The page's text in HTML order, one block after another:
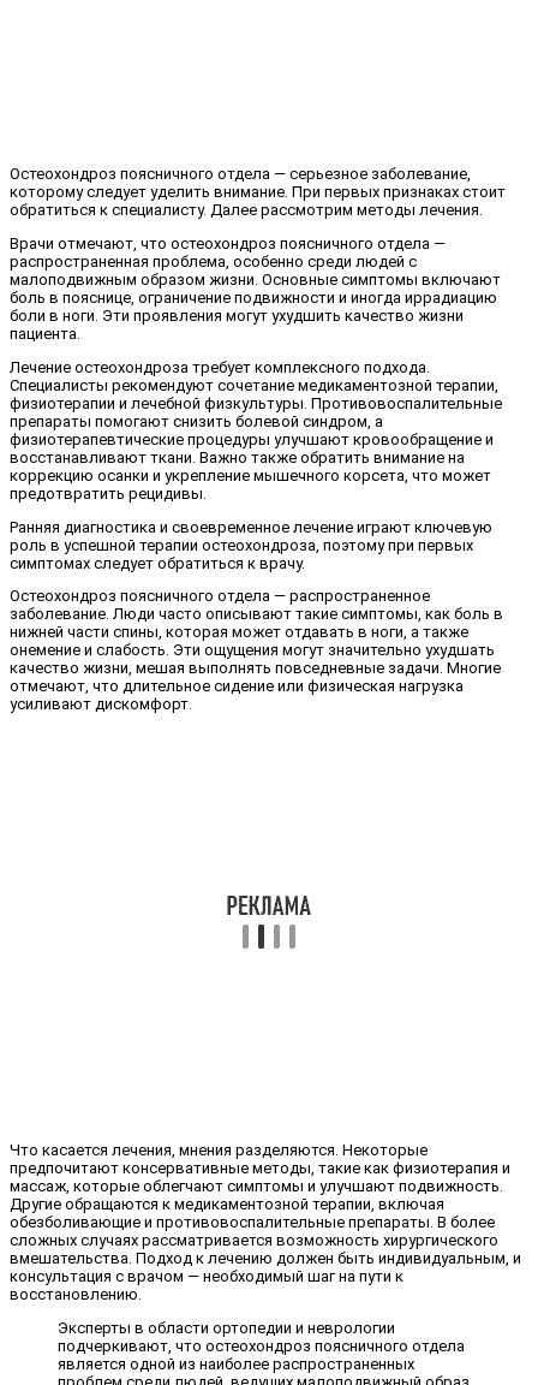
Остеохондроз поясничного отдела — серьезное заболевание,
которому следует уделить внимание. При первых признаках стоит
обратиться к специалисту. Далее рассмотрим методы лечения.
Врачи отмечают, что остеохондроз поясничного отдела —
распространенная проблема, особенно среди людей с
малоподвижным образом жизни. Основные симптомы включают
боль в пояснице, ограничение подвижности и иногда иррадиацию
боли в ноги. Эти проявления могут ухудшить качество жизни
пациента.
Лечение остеохондроза требует комплексного подхода.
Специалисты рекомендуют сочетание медикаментозной терапии,
физиотерапии и лечебной физкультуры. Противовоспалительные
препараты помогают снизить болевой синдром, а
физиотерапевтические процедуры улучшают кровообращение и
восстанавливают ткани. Важно также обратить внимание на
коррекцию осанки и укрепление мышечного корсета, что может
предотвратить рецидивы.
Ранняя диагностика и своевременное лечение играют ключевую
роль в успешной терапии остеохондроза, поэтому при первых
симптомах следует обратиться к врачу.
Остеохондроз поясничного отдела — распространенное
заболевание. Люди часто описывают такие симптомы, как боль в
нижней части спины, которая может отдавать в ноги, а также
онемение и слабость. Эти ощущения могут значительно ухудшать
качество жизни, мешая выполнять повседневные задачи. Многие
отмечают, что длительное сидение или физическая нагрузка
усиливают дискомфорт.
Что касается лечения, мнения разделяются. Некоторые
предпочитают консервативные методы, такие как физиотерапия и
массаж, которые облегчают симптомы и улучшают подвижность.
Другие обращаются к медикаментозной терапии, включая
обезболивающие и противовоспалительные препараты. В более
сложных случаях рассматривается возможность хирургического
вмешательства. Подход к лечению должен быть индивидуальным, и
консультация с врачом — необходимый шаг на пути к
восстановлению.
Эксперты в области ортопедии и неврологии
подчеркивают, что остеохондроз поясничного отдела
является одной из наиболее распространенных